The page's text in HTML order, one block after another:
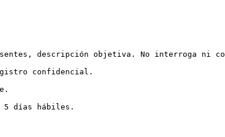
descripción objetiva. No interroga ni
confidencial.
5 días hábiles.